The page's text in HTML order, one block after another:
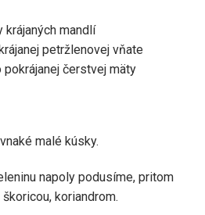
krájaných mandlí
petržlenovej vňate
čerstvej mäty
malé kúsky.
napoly podusíme, pritom
koriandrom.